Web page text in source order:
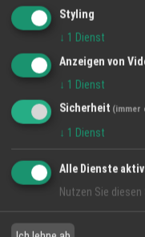
16 °C
Klarer Himmel
SA
Styling
↓ 1 Dienst
Anzeigen von
↓ 1 Dienst
Sicherheit (immer
↓ 1 Dienst
Alle Dienste
Nutzen Sie